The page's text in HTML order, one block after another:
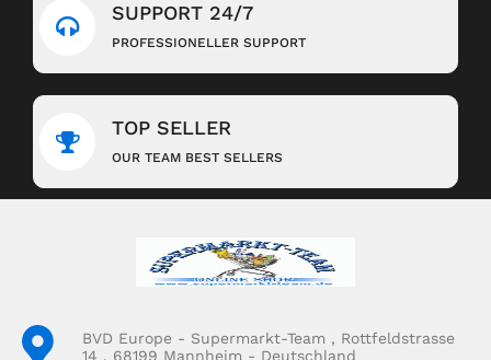
SUPPORT 24/7
PROFESSIONELLER SUPPORT
TOP SELLER
OUR TEAM BEST SELLERS
BVD Europe - Supermarkt-Team , Rottfeldstrasse
14 , 68199 Mannheim - Deutschland